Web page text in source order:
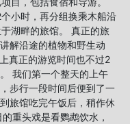
小时，再分组换乘木船沿
湖畔的旅馆。 真正的旅
解沿途的植物和野生动
真正的游览时间也不过2
我们第一个整天的上午
步行一段时间后便到了一
旅馆吃完午饭后，稍作休
重头戏是看鹦鹉饮水，